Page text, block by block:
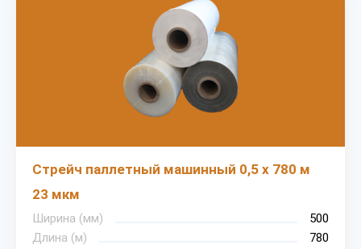
Стрейч паллетный машинный 0,5 х 780 м
23 мкм
Ширина (мм)
500
Длина (м)
780